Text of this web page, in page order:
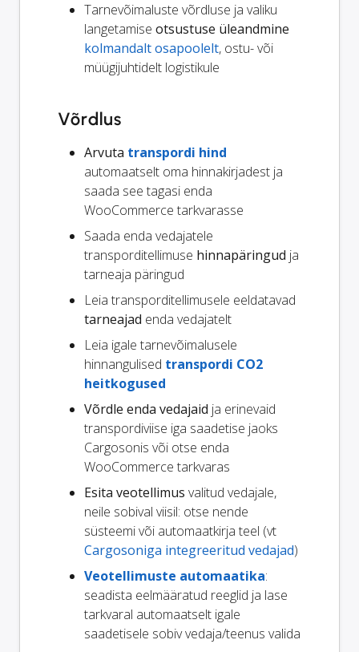
Tarnevõimaluste võrdluse ja valiku
langetamise otsustuse üleandmine
kolmandalt osapoolelt, ostu- või
müügijuhtidelt logistikule
Võrdlus
Arvuta transpordi hind
automaatselt oma hinnakirjadest ja
saada see tagasi enda
WooCommerce tarkvarasse
Saada enda vedajatele
transporditellimuse hinnapäringud ja
tarneaja päringud
Leia transporditellimusele eeldatavad
tarneajad enda vedajatelt
Leia igale tarnevõimalusele
hinnangulised transpordi CO2
heitkogused
Võrdle enda vedajaid ja erinevaid
transpordiviise iga saadetise jaoks
Cargosonis või otse enda
WooCommerce tarkvaras
Esita veotellimus valitud vedajale,
neile sobival viisil: otse nende
süsteemi või automaatkirja teel (vt
Cargosoniga integreeritud vedajad)
Veotellimuste automaatika:
seadista eelmääratud reeglid ja lase
tarkvaral automaatselt igale
saadetisele sobiv vedaja/teenus valida